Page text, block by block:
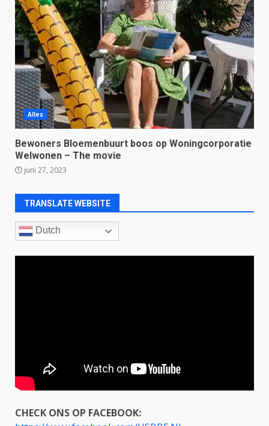
Alles
Bewoners Bloemenbuurt boos op Woningcorporatie
Welwonen – The movie
juni 27, 2023
TRANSLATE WEBSITE
Dutch
CHECK ONS OP FACEBOOK: